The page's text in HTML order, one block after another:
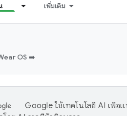
เพิ่มเติม
OS ➡️
Google ใช้เทคโนโลยี AI เพื่อ